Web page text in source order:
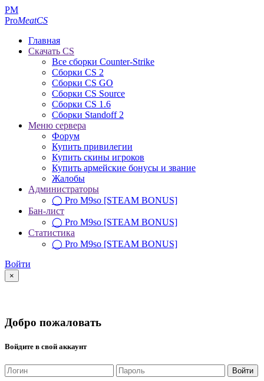
PM
ProMeatCS
Главная
Скачать CS
Все сборки Counter-Strike
Сборки CS 2
Сборки CS GO
Сборки CS Source
Сборки CS 1.6
Сборки Standoff 2
Меню сервера
Форум
Купить привилегии
Купить скины игроков
Купить армейские бонусы и звание
Жалобы
Администраторы
◯ Pro M9so [STEAM BONUS]
Бан-лист
◯ Pro M9so [STEAM BONUS]
Статистика
◯ Pro M9so [STEAM BONUS]
Войти
×
Добро пожаловать
Войдите в свой аккаунт
Войти